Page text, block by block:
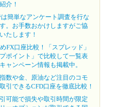
介！
簡単なアンケート調査を行な
。お手数おかけしますがご協
たします！
FX口座比較！「スプレッド」
ポイント」で比較して一覧表
ャンペーン情報も掲載中。
数や金、原油など注目のコモ
引できるCFD口座を徹底比較！
可能で損失や取引時間が限定